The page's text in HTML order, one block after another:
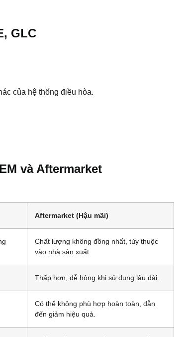
GLC
của hệ thống điều hòa.
và Aftermarket
Aftermarket (Hậu mãi)
Chất lượng không đồng nhất, tùy thuộc
vào nhà sản xuất.
Thấp hơn, dễ hỏng khi sử dụng lâu dài.
Có thể không phù hợp hoàn toàn, dẫn
đến giảm hiệu quả.